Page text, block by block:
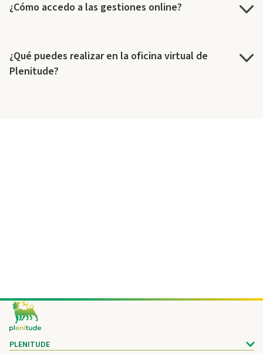
¿Cómo accedo a las gestiones online?
¿Qué puedes realizar en la oficina virtual de
Plenitude?
Footer
PLENITUDE